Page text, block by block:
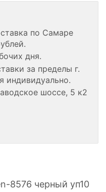
по Самаре
дня.
за пределы г.
индивидуально.
шоссе, 5 к2